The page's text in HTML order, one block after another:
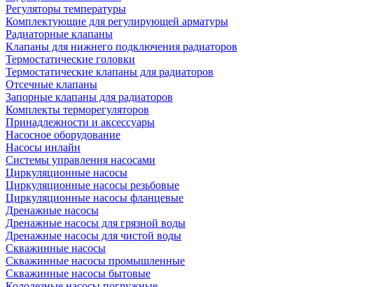
Регуляторы температуры
Комплектующие для регулирующей арматуры
Радиаторные клапаны
Клапаны для нижнего подключения радиаторов
Термостатические головки
Термостатические клапаны для радиаторов
Отсечные клапаны
Запорные клапаны для радиаторов
Комплекты терморегуляторов
Принадлежности и аксессуары
Насосное оборудование
Насосы инлайн
Системы управления насосами
Циркуляционные насосы
Циркуляционные насосы резьбовые
Циркуляционные насосы фланцевые
Дренажные насосы
Дренажные насосы для грязной воды
Дренажные насосы для чистой воды
Скважинные насосы
Скважинные насосы промышленные
Скважинные насосы бытовые